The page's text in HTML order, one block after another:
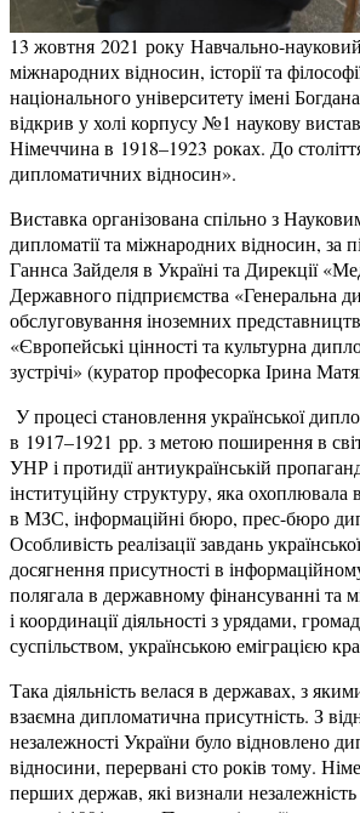
13 жовтня 2021 року Навчально-
міжнародних відносин, історії та
національного університету імені
відкрив у холі корпусу №1 наукову
Німеччина в 1918–1923 роках. До
дипломатичних відносин».
Виставка організована спільно з
дипломатії та міжнародних відносин, за
Ганнса Зайделя в Україні та Дирекції
Державного підприємства «Генеральна
обслуговування іноземних
«Європейські цінності та культурна
зустрічі» (куратор професорка Ірина
У процесі становлення української
в 1917–1921 рр. з метою поширення в
УНР і протидії антиукраїнській
інституційну структуру, яка охоплювала
в МЗС, інформаційні бюро, прес-бюро
Особливість реалізації завдань
досягнення присутності в
полягала в державному фінансуванні та
і координації діяльності з урядами,
суспільством, українською еміграцією
Така діяльність велася в державах, з
взаємна дипломатична присутність. З
незалежності України було відновлено
відносини, перервані сто років тому.
перших держав, які визнали